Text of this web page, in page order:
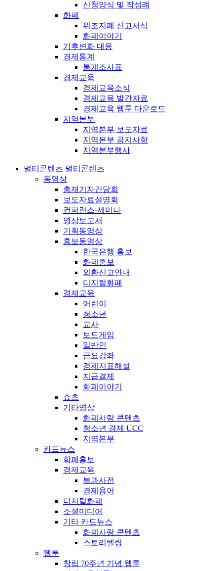
신청양식 및 작성례
화폐
위조지폐 신고서식
화폐이야기
기후변화 대응
경제통계
통계조사표
경제교육
경제교육소식
경제교육 발간자료
경제교육 웹툰 다운로드
지역본부
지역본부 보도자료
지역본부 공지사항
지역본부행사
멀티콘텐츠 멀티콘텐츠
동영상
총재기자간담회
보도자료설명회
컨퍼런스·세미나
영상보고서
기획동영상
홍보동영상
한국은행 홍보
화폐홍보
외환신고안내
디지털화폐
경제교육
어린이
청소년
교사
보드게임
일반인
금요강좌
경제지표해설
지급결제
화폐이야기
쇼츠
기타영상
화폐사랑 콘텐츠
청소년 경제 UCC
지역본부
카드뉴스
화폐홍보
경제교육
복과사전
경제용어
디지털화폐
소셜미디어
기타 카드뉴스
화폐사랑 콘텐츠
스토리텔링
웹툰
창립 70주년 기념 웹툰